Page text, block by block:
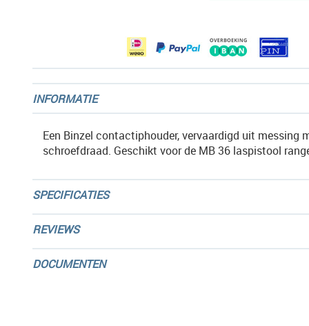
INFORMATIE
Een Binzel contactiphouder, vervaardigd uit messing
schroefdraad. Geschikt voor de MB 36 laspistool
SPECIFICATIES
REVIEWS
DOCUMENTEN